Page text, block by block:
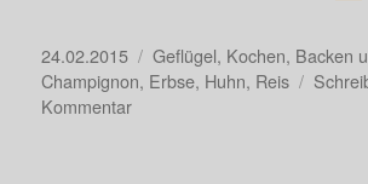
Veröffentlicht
am
24.02.2015 Kategorien
Geflügel, Kochen, Backen
Champignon, Erbse, Huhn, Reis
Kommentarzu